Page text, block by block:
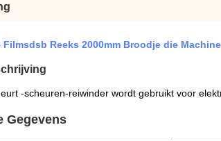
Reeks 2000mm Broodje die
-scheuren-reiwinder wordt gebruikt voor
Gegevens